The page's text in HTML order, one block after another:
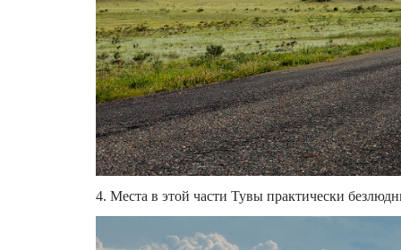
4. Места в этой части Тувы практически